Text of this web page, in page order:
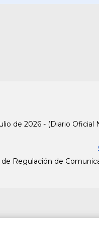
para
y aumentar
de 2026 - (Diario Oficial
de Regulación de